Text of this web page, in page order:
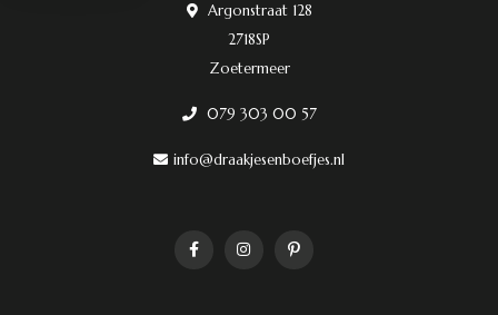
Argonstraat 128
2718SP
Zoetermeer
079 303 00 57
info@draakjesenboefjes.nl